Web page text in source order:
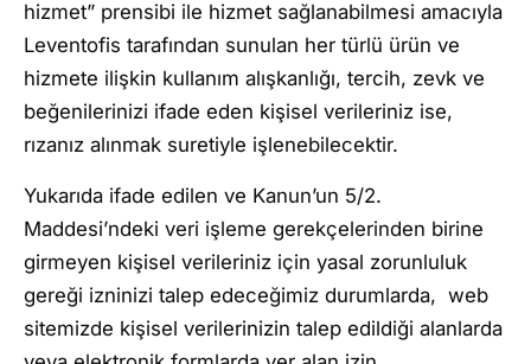
hizmet” prensibi ile hizmet sağlanabilmesi amacıyla
Leventofis tarafından sunulan her türlü ürün ve
hizmete ilişkin kullanım alışkanlığı, tercih, zevk ve
beğenilerinizi ifade eden kişisel verileriniz ise,
rızanız alınmak suretiyle işlenebilecektir.
Yukarıda ifade edilen ve Kanun’un 5/2.
Maddesi’ndeki veri işleme gerekçelerinden birine
girmeyen kişisel verileriniz için yasal zorunluluk
gereği izninizi talep edeceğimiz durumlarda, web
sitemizde kişisel verilerinizin talep edildiği alanlarda